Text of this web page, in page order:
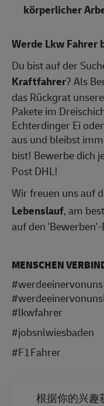
körperlicher
Werde Lkw Fahrer
Du bist auf der
Kraftfahrer? Als
das Rückgrat
Pakete im
Echterdinger Ei
aus und bleibst
bist! Bewerbe dich
Post DHL!
Wir freuen uns auf
Lebenslauf, am
auf den
MENSCHEN
#werdeeinervonuns
#lkwfahrer
#jobsnlwiesbaden
#F1Fahrer
根据你的兴趣